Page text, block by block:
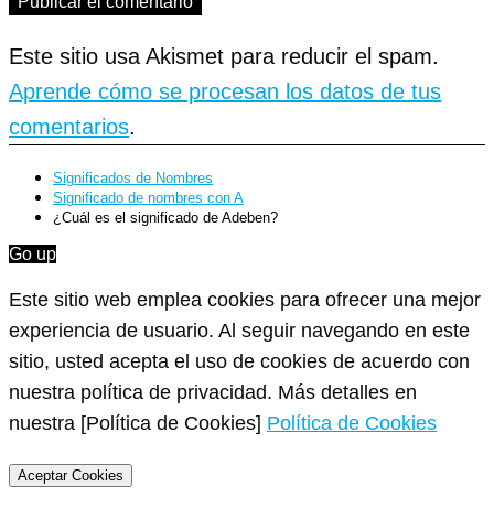
Este sitio usa Akismet para reducir el spam.
Aprende cómo se procesan los datos de tus
comentarios.
Significados de Nombres
Significado de nombres con A
¿Cuál es el significado de Adeben?
Go up
Este sitio web emplea cookies para ofrecer una mejor
experiencia de usuario. Al seguir navegando en este
sitio, usted acepta el uso de cookies de acuerdo con
nuestra política de privacidad. Más detalles en
nuestra [Política de Cookies] Política de Cookies
Aceptar Cookies